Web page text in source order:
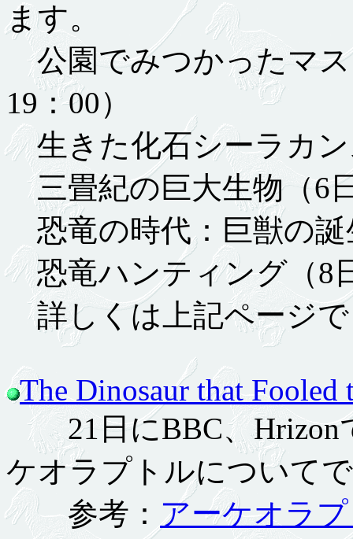
ます。
公園でみつかったマ
19：00）
生きた化石シーラカン
三畳紀の巨大生物（6
恐竜の時代：巨獣の誕
恐竜ハンティング（8
詳しくは上記ページで
The Dinosaur that Fooled
21日にBBC、Hrizon
ケオラプトルについて
参考： アーケオラ